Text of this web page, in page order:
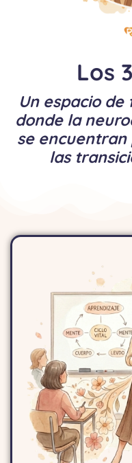
Los
Un espacio
donde la
se
las